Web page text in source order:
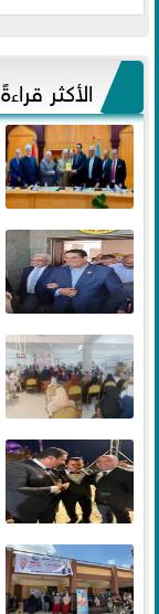
الأكثر قراءةً